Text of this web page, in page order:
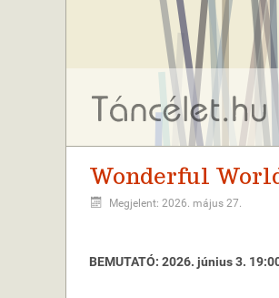
Wonderful
Megjelent: 2026. május 27.
BEMUTATÓ: 2026. június 3.